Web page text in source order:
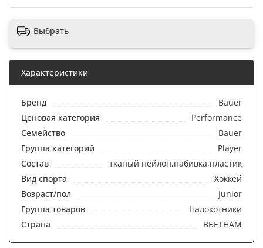
Выбрать
Характеристики
Бренд
Bauer
Ценовая категория
Performance
Семейство
Bauer
Группа категорий
Player
Состав
тканый нейлон,набивка,пластик
Вид спорта
Хоккей
Возраст/пол
Junior
Группа товаров
Налокотники
Страна
ВЬЕТНАМ